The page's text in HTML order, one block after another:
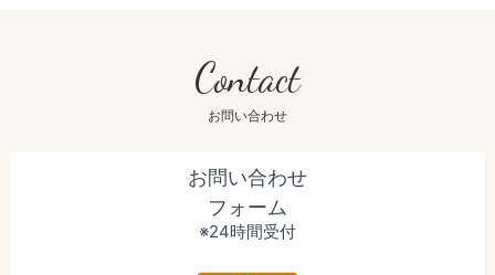
Contact
お問い合わせ
お問い合わせ
フォーム
※24時間受付